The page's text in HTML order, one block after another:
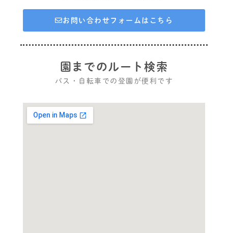
お問い合わせフォームはこちら
園までのルート検索
バス・自転車での登園が便利です